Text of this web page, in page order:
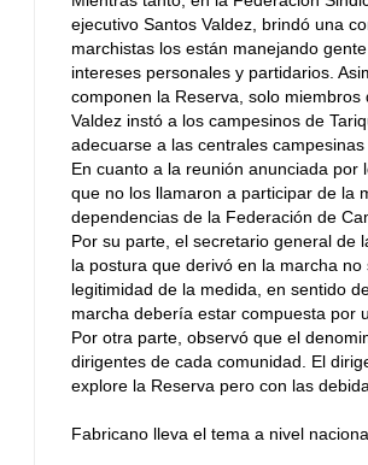
ejecutivo Santos Valdez, brindó una
marchistas los están manejando
intereses personales y partidarios.
componen la Reserva, solo
Valdez instó a los campesinos de
adecuarse a las centrales
En cuanto a la reunión anunciada
que no los llamaron a participar de la
dependencias de la Federación de
Por su parte, el secretario general de
la postura que derivó en la marcha
legitimidad de la medida, en sentido
marcha debería estar compuesta por
Por otra parte, observó que el
dirigentes de cada comunidad. El
explore la Reserva pero con las
Fabricano lleva el tema a nivel